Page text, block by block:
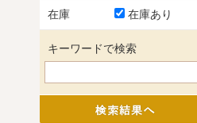
在庫 在庫あり
キーワードで検索